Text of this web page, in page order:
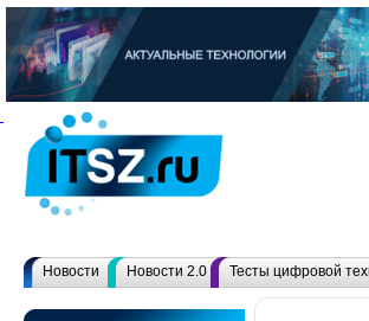
Новости Новости 2.0 Тесты цифровой